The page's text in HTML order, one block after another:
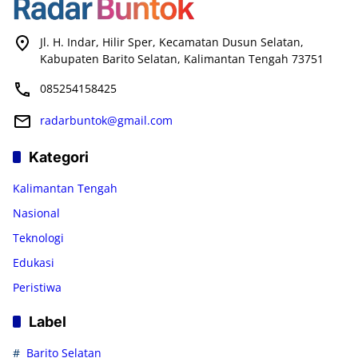
Jl. H. Indar, Hilir Sper, Kecamatan Dusun Selatan,
Kabupaten Barito Selatan, Kalimantan Tengah 73751
085254158425
radarbuntok@gmail.com
Kategori
Kalimantan Tengah
Nasional
Teknologi
Edukasi
Peristiwa
Label
Barito Selatan